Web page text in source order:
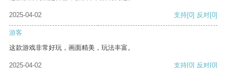
2025-04-02 支持[0] 反对[0]
游客
这款游戏非常好玩，画面精美，玩法丰富。
2025-04-02 支持[0] 反对[0]